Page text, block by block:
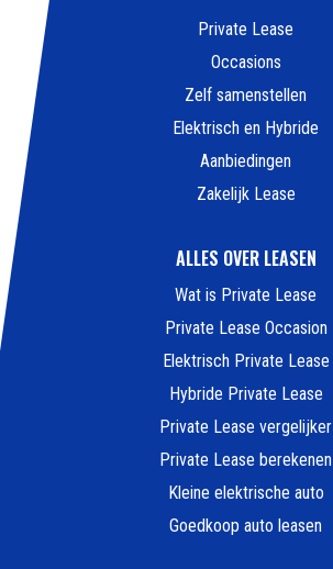
Private Lease
Occasions
Zelf samenstellen
Elektrisch en Hybride
Aanbiedingen
Zakelijk Lease
ALLES OVER LEASEN
Wat is Private Lease
Private Lease Occasion
Elektrisch Private Lease
Hybride Private Lease
Private Lease vergelijker
Private Lease berekenen
Kleine elektrische auto
Goedkoop auto leasen